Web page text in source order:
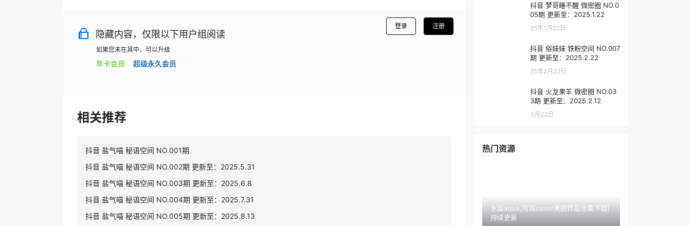
隐藏内容，仅限以下用户组阅读
如果您未在其中，可以升级
年卡会员 超级永久会员
登录 注册
相关推荐
抖音 盐气喵 秘语空间 NO.001期
抖音 盐气喵 秘语空间 NO.002期 更新至：2025.5.31
抖音 盐气喵 秘语空间 NO.003期 更新至：2025.6.8
抖音 盐气喵 秘语空间 NO.004期 更新至：2025.7.31
抖音 盐气喵 秘语空间 NO.005期 更新至：2025.8.13
抖音 梦哥睡不醒 微密圈 NO.0
05期 更新至：2025.1.22
25年1月22日
抖音 俗妹妹 铁粉空间 NO.007
期 更新至：2025.2.22
25年2月22日
抖音 火龙果羊 微密圈 NO.03
3期 更新至：2025.2.12
3月22日
热门资源
水淼aqua_写真coser美图作品合集下载|
持续更新